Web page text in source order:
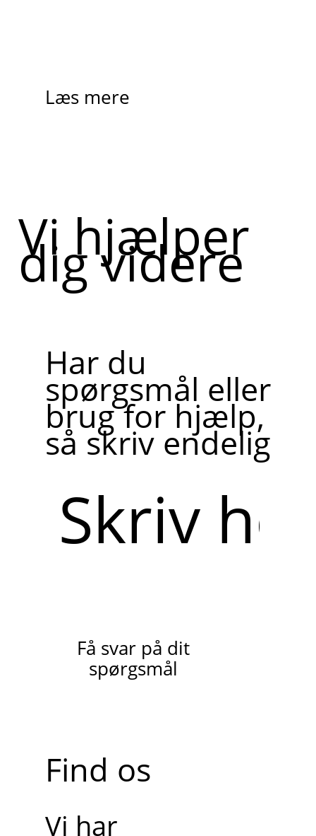
Læs mere
Vi hjælper
dig videre
Har du
spørgsmål eller
brug for hjælp,
så skriv endelig
her
Få svar på dit
spørgsmål
Find os
Vi har